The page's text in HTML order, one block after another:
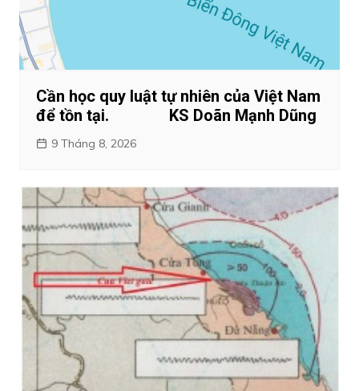
Cần học quy luật tự nhiên của Việt Nam
để tồn tại. KS Doãn Mạnh Dũng
9 Tháng 8, 2026